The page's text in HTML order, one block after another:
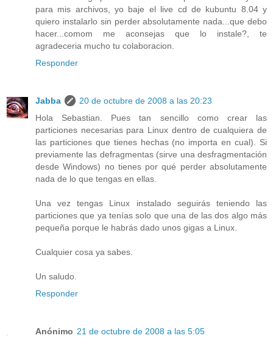
para mis archivos, yo baje el live cd de kubuntu 8.04 y
quiero instalarlo sin perder absolutamente nada...que debo
hacer...comom me aconsejas que lo instale?, te
agradeceria mucho tu colaboracion.
Responder
Jabba
20 de octubre de 2008 a las 20:23
Hola Sebastian. Pues tan sencillo como crear las
particiones necesarias para Linux dentro de cualquiera de
las particiones que tienes hechas (no importa en cual). Si
previamente las defragmentas (sirve una desfragmentación
desde Windows) no tienes por qué perder absolutamente
nada de lo que tengas en ellas.
Una vez tengas Linux instalado seguirás teniendo las
particiones que ya tenías solo que una de las dos algo más
pequeña porque le habrás dado unos gigas a Linux.
Cualquier cosa ya sabes.
Un saludo.
Responder
Anónimo 21 de octubre de 2008 a las 5:05